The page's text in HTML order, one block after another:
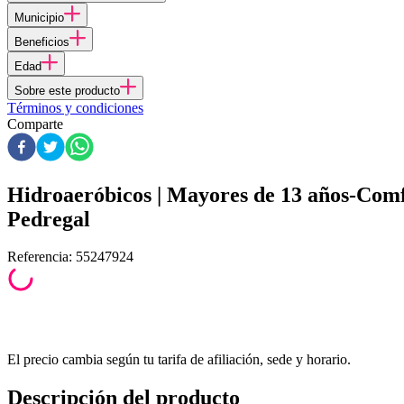
Municipio
Beneficios
Edad
Sobre este producto
Términos y condiciones
Comparte
Hidroaeróbicos | Mayores de 13 años-
Pedregal
Referencia: 55247924
El precio cambia según tu tarifa de afiliación, sede y horario.
Descripción del producto